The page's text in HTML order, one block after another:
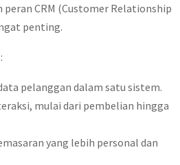
CRM (Customer Relationship
penting.
pelanggan dalam satu sistem.
mulai dari pembelian hingga
yang lebih personal dan